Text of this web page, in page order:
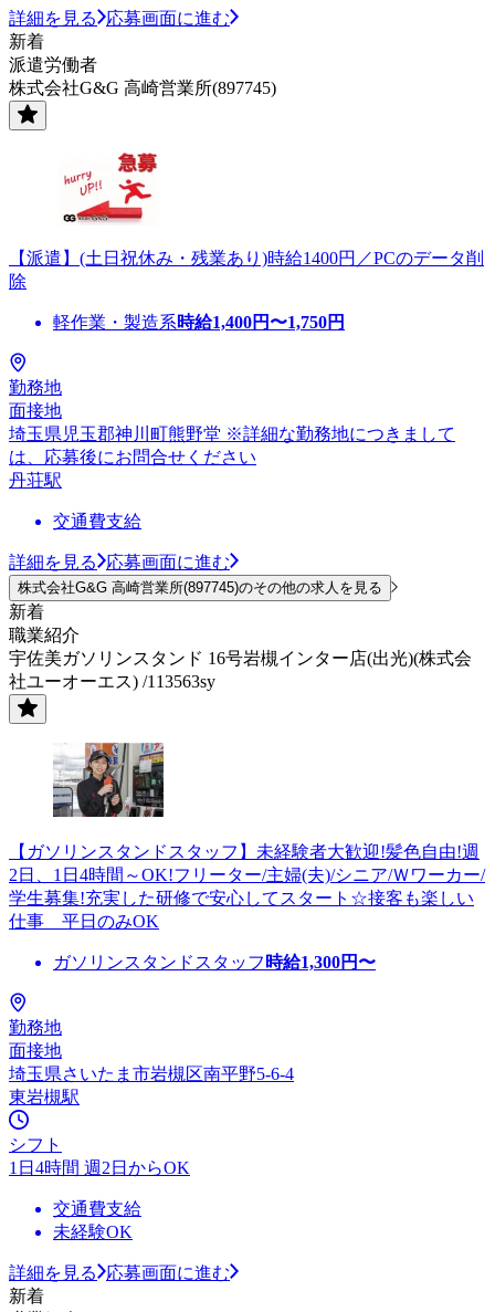
詳細を見る
応募画面に進む
新着
派遣労働者
株式会社G&G 高崎営業所(897745)
【派遣】(土日祝休み・残業あり)時給1400円／PCのデータ削
除
軽作業・製造系時給1,400円〜1,750円
勤務地
面接地
埼玉県児玉郡神川町熊野堂 ※詳細な勤務地につきまして
は、応募後にお問合せください
丹荘駅
交通費支給
詳細を見る 応募画面に進む
株式会社G&G 高崎営業所(897745)のその他の求人を見る
新着
職業紹介
宇佐美ガソリンスタンド 16号岩槻インター店(出光)(株式会
社ユーオーエス) /113563sy
【ガソリンスタンドスタッフ】未経験者大歓迎!髪色自由!週
2日、1日4時間～OK!フリーター/主婦(夫)/シニア/Ｗワーカー/
学生募集!充実した研修で安心してスタート☆接客も楽しい
仕事 平日のみOK
ガソリンスタンドスタッフ 時給1,300円〜
勤務地
面接地
埼玉県さいたま市岩槻区南平野5-6-4
東岩槻駅
シフト
1日4時間 週2日からOK
交通費支給
未経験OK
詳細を見る
応募画面に進む
新着